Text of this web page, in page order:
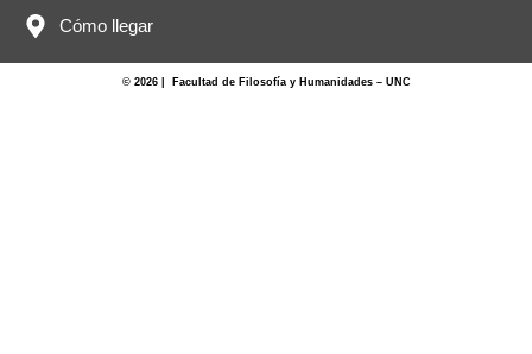
Cómo llegar
© 2026 | Facultad de Filosofía y Humanidades – UNC